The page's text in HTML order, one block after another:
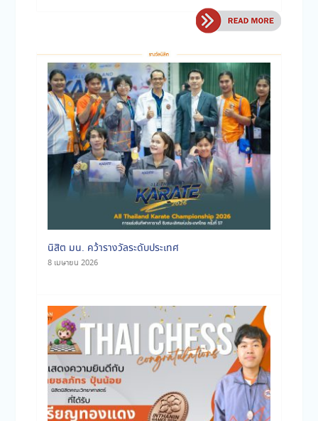
นิสิต มน. คว้ารางวัลระดับประเทศ
8 เมษายน 2026